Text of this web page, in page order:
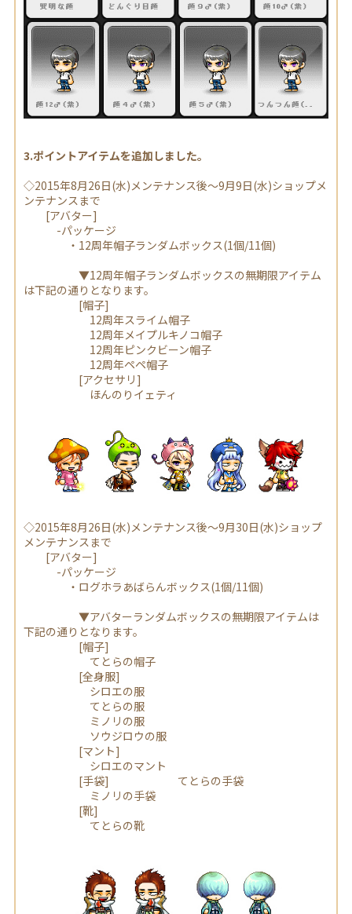
3.ポイントアイテムを追加しました。
◇2015年8月26日(水)メンテナンス後～9月9日(水)ショップメ
ンテナンスまで
[アバター]
-パッケージ
・12周年帽子ランダムボックス(1個/11個)
▼12周年帽子ランダムボックスの無期限アイテム
は下記の通りとなります。
[帽子]
12周年スライム帽子
12周年メイプルキノコ帽子
12周年ピンクビーン帽子
12周年ペペ帽子
[アクセサリ]
ほんのりイェティ
◇2015年8月26日(水)メンテナンス後～9月30日(水)ショップ
メンテナンスまで
[アバター]
-パッケージ
・ログホラあばらんボックス(1個/11個)
▼アバターランダムボックスの無期限アイテムは
下記の通りとなります。
[帽子]
てとらの帽子
[全身服]
シロエの服
てとらの服
ミノリの服
ソウジロウの服
[マント]
シロエのマント
[手袋] てとらの手袋
ミノリの手袋
[靴]
てとらの靴